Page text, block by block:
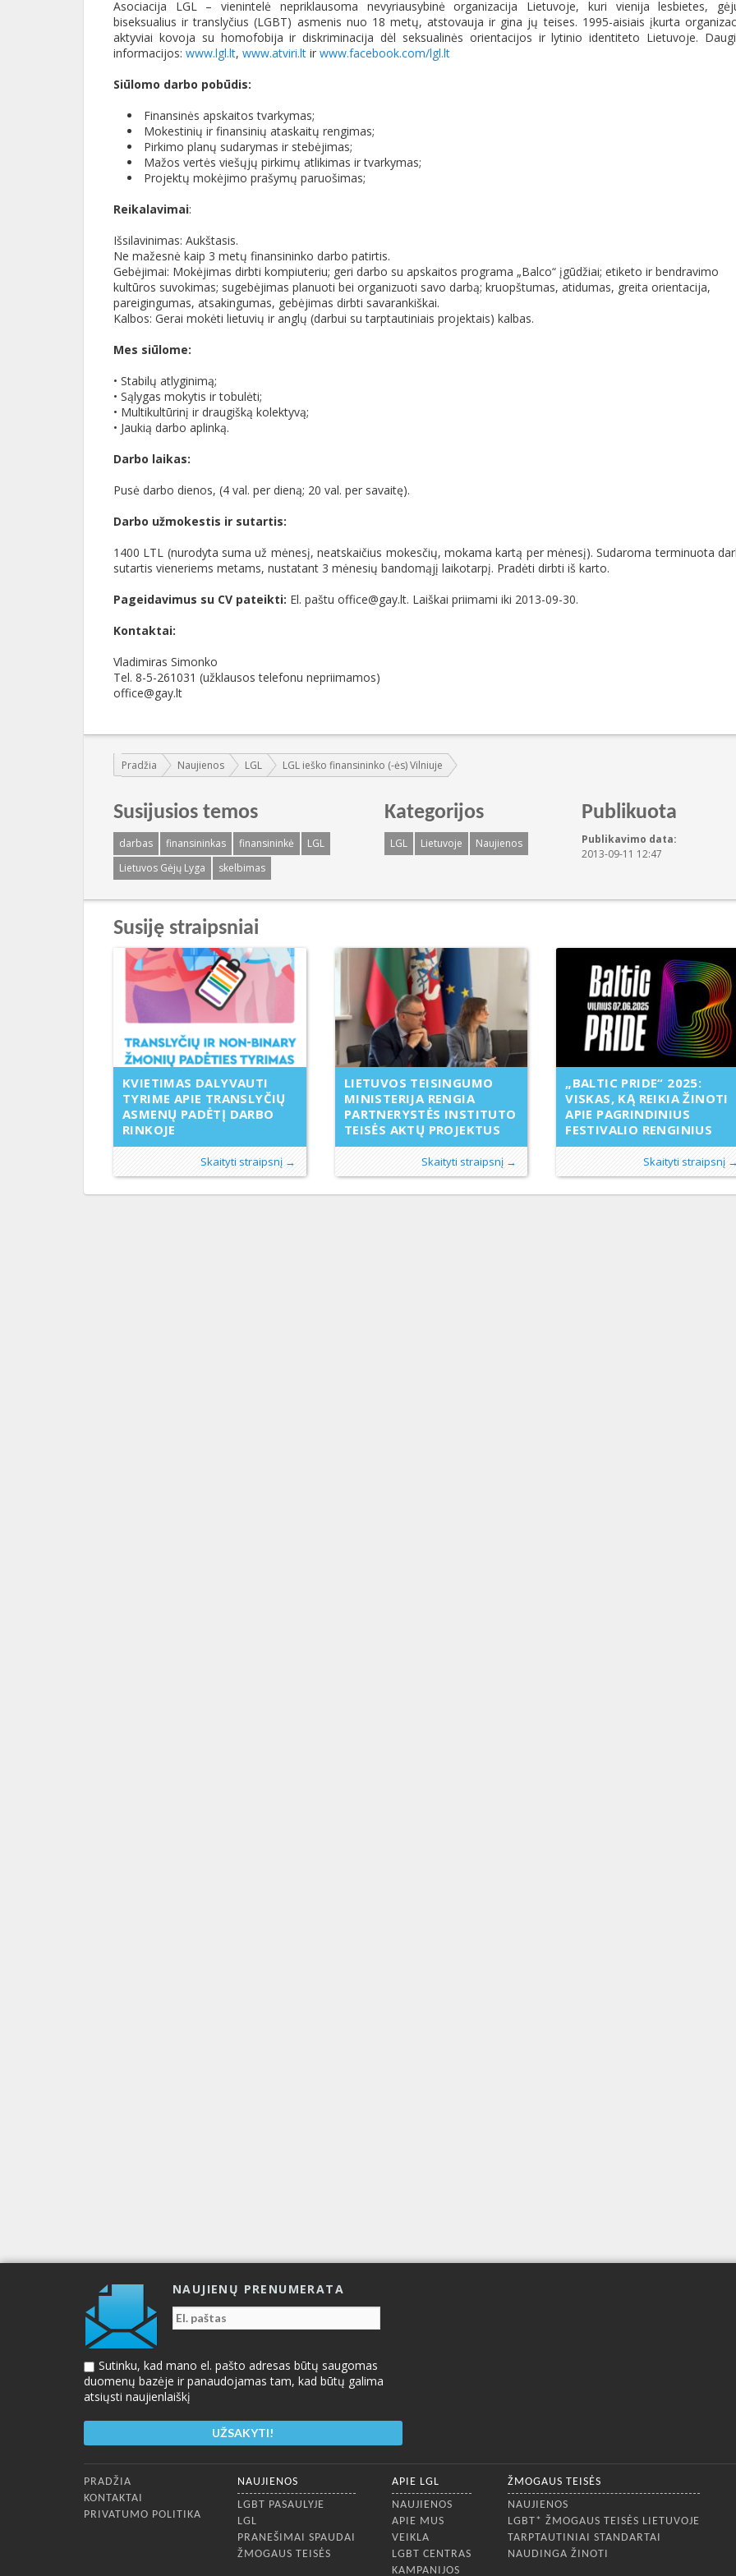
Asociacija LGL – vienintelė nepriklausoma nevyriausybinė organizacija Lietuvoje, kuri vienija lesbietes,
biseksualius ir translyčius (LGBT) asmenis nuo 18 metų, atstovauja ir gina jų teises. 1995-aisiais įkurta
aktyviai kovoja su homofobija ir diskriminacija dėl seksualinės orientacijos ir lytinio identiteto Lietuvoje.
informacijos: www.lgl.lt, www.atviri.lt ir www.facebook.com/lgl.lt
Siūlomo darbo pobūdis:
Finansinės apskaitos tvarkymas;
Mokestinių ir finansinių ataskaitų rengimas;
Pirkimo planų sudarymas ir stebėjimas;
Mažos vertės viešųjų pirkimų atlikimas ir tvarkymas;
Projektų mokėjimo prašymų paruošimas;
Reikalavimai:
Išsilavinimas: Aukštasis.
Ne mažesnė kaip 3 metų finansininko darbo patirtis.
Gebėjimai: Mokėjimas dirbti kompiuteriu; geri darbo su apskaitos programa „Balco“ įgūdžiai; etiketo ir bendravimo
kultūros suvokimas; sugebėjimas planuoti bei organizuoti savo darbą; kruopštumas, atidumas, greita orientacija,
pareigingumas, atsakingumas, gebėjimas dirbti savarankiškai.
Kalbos: Gerai mokėti lietuvių ir anglų (darbui su tarptautiniais projektais) kalbas.
Mes siūlome:
• Stabilų atlyginimą;
• Sąlygas mokytis ir tobulėti;
• Multikultūrinį ir draugišką kolektyvą;
• Jaukią darbo aplinką.
Darbo laikas:
Pusė darbo dienos, (4 val. per dieną; 20 val. per savaitę).
Darbo užmokestis ir sutartis:
1400 LTL (nurodyta suma už mėnesį, neatskaičius mokesčių, mokama kartą per mėnesį). Sudaroma terminuota
sutartis vieneriems metams, nustatant 3 mėnesių bandomąjį laikotarpį. Pradėti dirbti iš karto.
Pageidavimus su CV pateikti: El. paštu office@gay.lt. Laiškai priimami iki 2013-09-30.
Kontaktai:
Vladimiras Simonko
Tel. 8-5-261031 (užklausos telefonu nepriimamos)
office@gay.lt
Jūs esate čia:
Pradžia Naujienos LGL LGL ieško finansininko (-ės) Vilniuje
Susijusios temos
darbas finansininkas finansininkė
LGL
Lietuvos Gėjų Lyga
skelbimas
Kategorijos
LGL Lietuvoje Naujienos
Publikuota
Publikavimo data:
2013-09-11 12:47
Susiję straipsniai
KVIETIMAS DALYVAUTI
TYRIME APIE TRANSLYČIŲ
ASMENŲ PADĖTĮ DARBO
RINKOJE
Skaityti straipsnį →
LIETUVOS TEISINGUMO
MINISTERIJA RENGIA
PARTNERYSTĖS INSTITUTO
TEISĖS AKTŲ PROJEKTUS
Skaityti straipsnį →
„BALTIC PRIDE“ 2025:
VISKAS, KĄ REIKIA ŽINOTI
APIE PAGRINDINIUS
FESTIVALIO RENGINIUS
Skaityti straipsnį
NAUJIENŲ PRENUMERATA
Sutinku, kad mano el. pašto adresas būtų saugomas
duomenų bazėje ir panaudojamas tam, kad būtų galima
atsiųsti naujienlaiškį
Apatinis meniu
PRADŽIA
KONTAKTAI
PRIVATUMO POLITIKA
NAUJIENOS
LGBT PASAULYJE
LGL
PRANEŠIMAI SPAUDAI
ŽMOGAUS TEISĖS
APIE LGL
NAUJIENOS
APIE MUS
VEIKLA
LGBT CENTRAS
KAMPANIJOS
ŽMOGAUS TEISĖS
NAUJIENOS
LGBT* ŽMOGAUS TEISĖS LIETUVOJE
TARPTAUTINIAI STANDARTAI
NAUDINGA ŽINOTI